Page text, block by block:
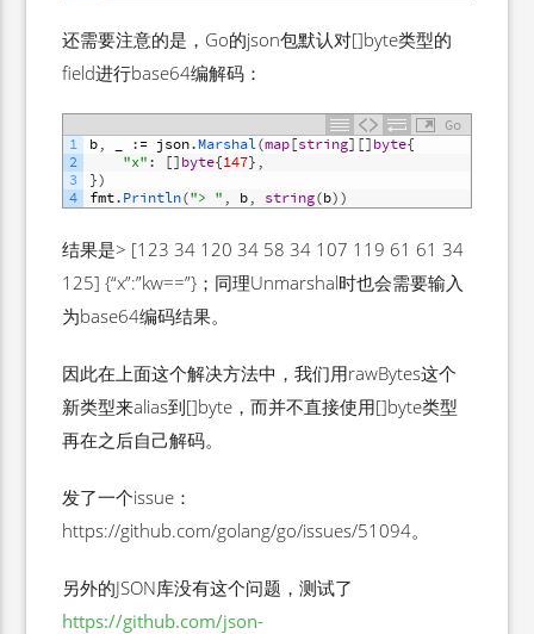
还需要注意的是，Go的json包默认对[]byte类型的
field进行base64编解码：
Go
1
2
3
4
b, := json.Marshal(map[string] []byte{
"x": []byte{147},
})
fmt.Println("> ", b, string(b))
结果是> [123 34 120 34 58 34 107 119 61 61 34
125] {“x”:”kw==”}；同理Unmarshal时也会需要输入
为base64编码结果。
因此在上面这个解决方法中，我们用rawBytes这个
新类型来alias到[]byte，而并不直接使用[]byte类型
再在之后自己解码。
发了一个issue：
https://github.com/golang/go/issues/51094。
另外的JSON库没有这个问题，测试了
https://github.com/json-